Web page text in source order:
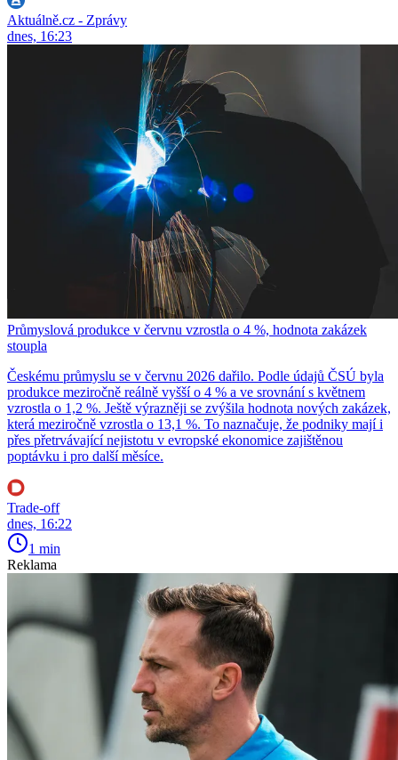
Aktuálně.cz - Zprávy
dnes, 16:23
Průmyslová produkce v červnu vzrostla o 4 %, hodnota zakázek
stoupla
Českému průmyslu se v červnu 2026 dařilo. Podle údajů ČSÚ byla
produkce meziročně reálně vyšší o 4 % a ve srovnání s květnem
vzrostla o 1,2 %. Ještě výrazněji se zvýšila hodnota nových zakázek,
která meziročně vzrostla o 13,1 %. To naznačuje, že podniky mají i
přes přetrvávající nejistotu v evropské ekonomice zajištěnou
poptávku i pro další měsíce.
Trade-off
dnes, 16:22
1 min
Reklama